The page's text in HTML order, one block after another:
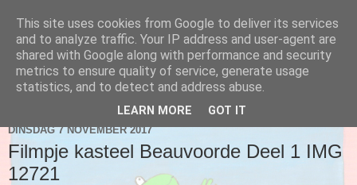
Blog 2de kleuter A
DINSDAG 7 NOVEMBER 2017
Filmpje kasteel Beauvoorde Deel 1 IMG
12721
This site uses cookies from Google to deliver its services
and to analyze traffic. Your IP address and user-agent are
shared with Google along with performance and security
metrics to ensure quality of service, generate usage
statistics, and to detect and address abuse.
LEARN MORE GOT IT